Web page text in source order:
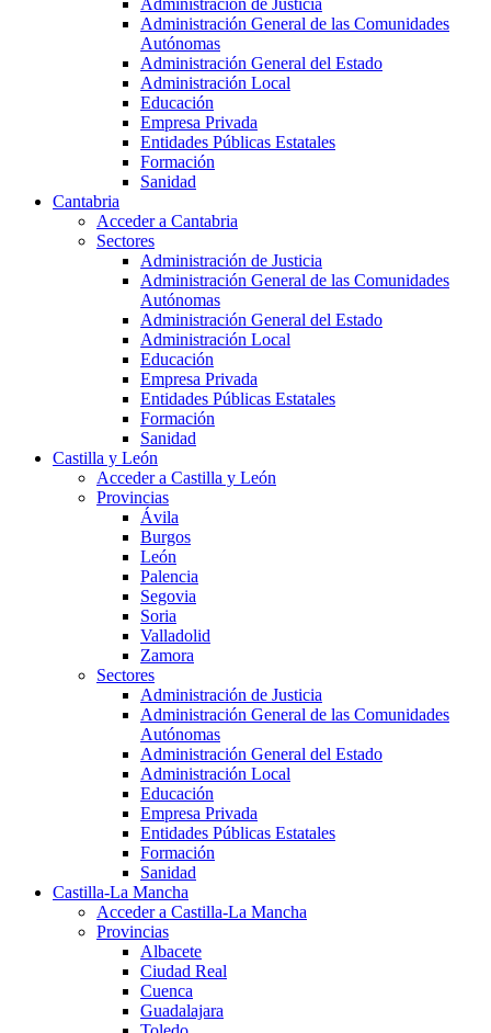
Administración de Justicia
Administración General de las Comunidades
Autónomas
Administración General del Estado
Administración Local
Educación
Empresa Privada
Entidades Públicas Estatales
Formación
Sanidad
Cantabria
Acceder a Cantabria
Sectores
Administración de Justicia
Administración General de las Comunidades
Autónomas
Administración General del Estado
Administración Local
Educación
Empresa Privada
Entidades Públicas Estatales
Formación
Sanidad
Castilla y León
Acceder a Castilla y León
Provincias
Ávila
Burgos
León
Palencia
Segovia
Soria
Valladolid
Zamora
Sectores
Administración de Justicia
Administración General de las Comunidades
Autónomas
Administración General del Estado
Administración Local
Educación
Empresa Privada
Entidades Públicas Estatales
Formación
Sanidad
Castilla-La Mancha
Acceder a Castilla-La Mancha
Provincias
Albacete
Ciudad Real
Cuenca
Guadalajara